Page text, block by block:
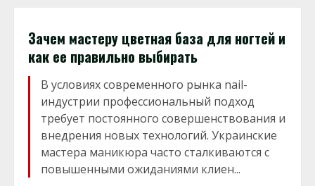
Зачем мастеру цветная база для ногтей и
как ее правильно выбирать
В условиях современного рынка nail-
индустрии профессиональный подход
требует постоянного совершенствования и
внедрения новых технологий. Украинские
мастера маникюра часто сталкиваются с
повышенными ожиданиями клиен...